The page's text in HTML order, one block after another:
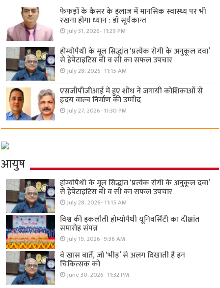
फेफड़ों के कैंसर के इलाज में मानसिक स्वास्थ्य पर भी
रखना होगा ध्यान : डॉ सूर्यकान्त
July 31, 2026- 11:29 PM
होम्योपैथी के मूल सिद्धांत ‘प्रत्येक रोगी केे अनुकूल दवा’
से हेपेटाइटिस बी व सी का सफल उपचार
July 28, 2026- 11:15 AM
एसजीपीजीआई में हुए शोध ने जगायी कोशिकाओं से
हृदय वाल्व निर्माण की उम्मीद
July 27, 2026- 11:30 PM
आयुष
होम्योपैथी के मूल सिद्धांत ‘प्रत्येक रोगी केे अनुकूल दवा’
से हेपेटाइटिस बी व सी का सफल उपचार
July 28, 2026- 11:15 AM
विश्व की इकलौती होम्योपैथी यूनिवर्सिटी का दीक्षांत
समारोह संपन्न
July 19, 2026- 9:36 AM
वे खास बातें, जो ‘भीड़’ से अलग दिखाती हैं इन
चिकित्सक को
June 30, 2026- 11:32 PM